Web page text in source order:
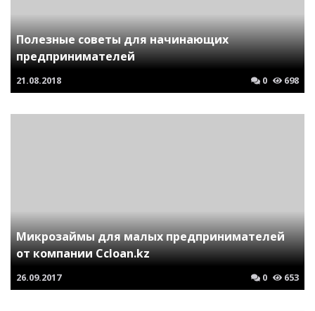
Полезные советы для начинающих
предпринимателей
21.08.2018 0 698
Микрозаймы для малых предпринимателей
от компании Ccloan.kz
26.09.2017 0 653